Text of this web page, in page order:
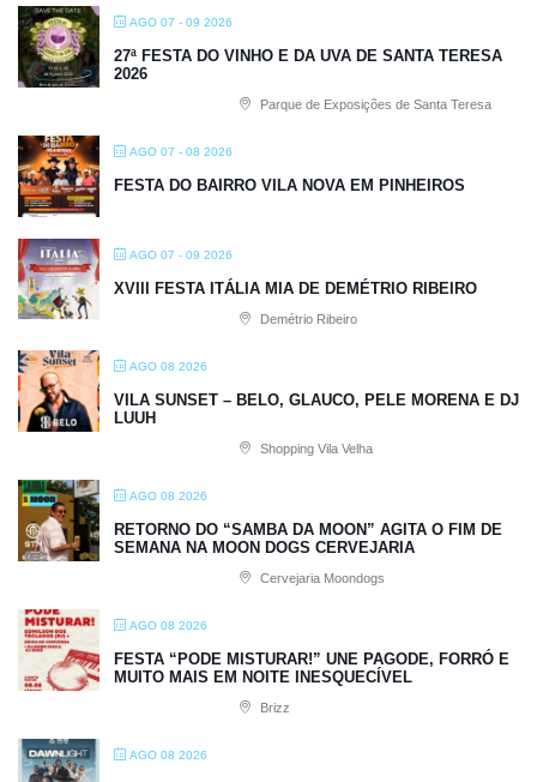
AGO 07 - 09 2026
27ª FESTA DO VINHO E DA UVA DE SANTA TERESA
2026
Parque de Exposições de Santa Teresa
AGO 07 - 08 2026
FESTA DO BAIRRO VILA NOVA EM PINHEIROS
AGO 07 - 09 2026
XVIII FESTA ITÁLIA MIA DE DEMÉTRIO RIBEIRO
Demétrio Ribeiro
AGO 08 2026
VILA SUNSET – BELO, GLAUCO, PELE MORENA E DJ
LUUH
Shopping Vila Velha
AGO 08 2026
RETORNO DO “SAMBA DA MOON” AGITA O FIM DE
SEMANA NA MOON DOGS CERVEJARIA
Cervejaria Moondogs
AGO 08 2026
FESTA “PODE MISTURAR!” UNE PAGODE, FORRÓ E
MUITO MAIS EM NOITE INESQUECÍVEL
Brizz
AGO 08 2026